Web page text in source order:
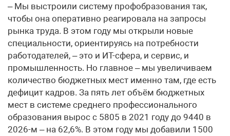
– Мы выстроили систему профобразования так,
чтобы она оперативно реагировала на запросы
рынка труда. В этом году мы открыли новые
специальности, ориентируясь на потребности
работодателей, – это и ИТ-сфера, и сервис, и
промышленность. Но главное – мы увеличиваем
количество бюджетных мест именно там, где есть
дефицит кадров. За пять лет объём бюджетных
мест в системе среднего профессионального
образования вырос с 5805 в 2021 году до 9440 в
2026-м – на 62,6%. В этом году мы добавили 1500